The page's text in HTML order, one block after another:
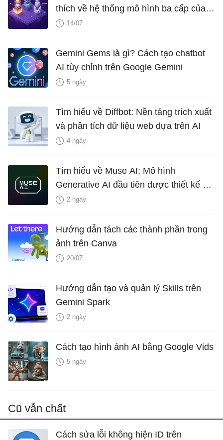
thích về hệ thống mô hình ba cấp của
OpenAI
14/07
Gemini Gems là gì? Cách tạo chatbot
AI tùy chỉnh trên Google Gemini
5 ngày
Tìm hiểu về Diffbot: Nền tảng trích xuất
và phân tích dữ liệu web dựa trên AI
4 ngày
Tìm hiểu về Muse AI: Mô hình
Generative AI đầu tiên được thiết kế để
lên ý tưởng gameplay của Microsoft
2 ngày
Hướng dẫn tách các thành phần trong
ảnh trên Canva
20/07
Hướng dẫn tạo và quản lý Skills trên
Gemini Spark
2 ngày
Cách tạo hình ảnh AI bằng Google Vids
5 ngày
Cũ vẫn chất
Cách sửa lỗi không hiện ID trên